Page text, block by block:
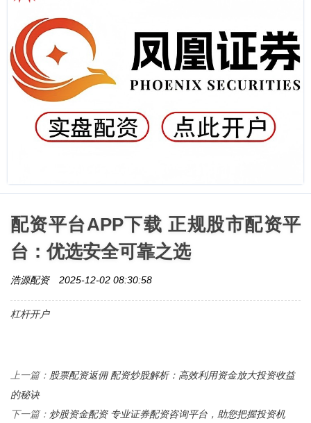
配资平台APP下载 正规股市配资平
台：优选安全可靠之选
浩源配资 2025-12-02 08:30:58
杠杆开户
上一篇： 股票配资返佣 配资炒股解析：高效利用资金放大投资收益
的秘诀
下一篇： 炒股资金配资 专业证券配资咨询平台，助您把握投资机